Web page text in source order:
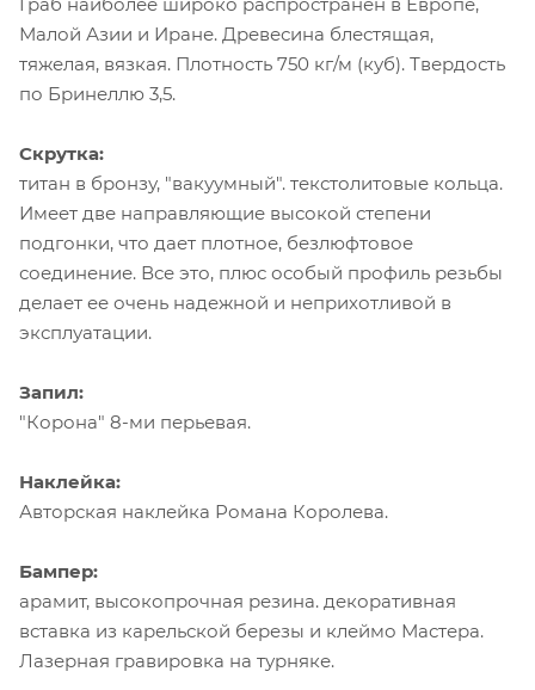
Малой Азии и Иране. Древесина блестящая,
тяжелая, вязкая. Плотность 750 кг/м (куб). Твердость
по Бринеллю 3,5.
Скрутка:
титан в бронзу, "вакуумный". текстолитовые кольца.
Имеет две направляющие высокой степени
подгонки, что дает плотное, безлюфтовое
соединение. Все это, плюс особый профиль резьбы
делает ее очень надежной и неприхотливой в
эксплуатации.
Запил:
"Корона" 8-ми перьевая.
Наклейка:
Авторская наклейка Романа Королева.
Бампер:
арамит, высокопрочная резина. декоративная
вставка из карельской березы и клеймо Мастера.
Лазерная гравировка на турняке.